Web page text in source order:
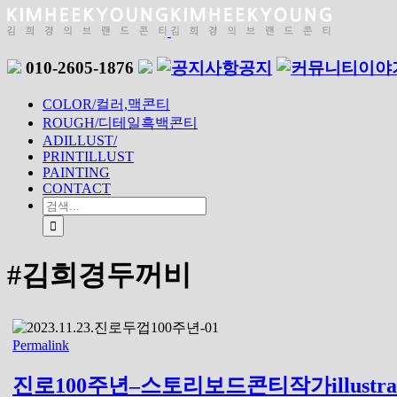
010-2605-1876 공지 이야
COLOR/컬러,맥콘티
ROUGH/디테일흑백콘티
ADILLUST/
PRINTILLUST
PAINTING
CONTACT
#김희경두꺼비
Permalink
진로100주년–스토리보드콘티작가